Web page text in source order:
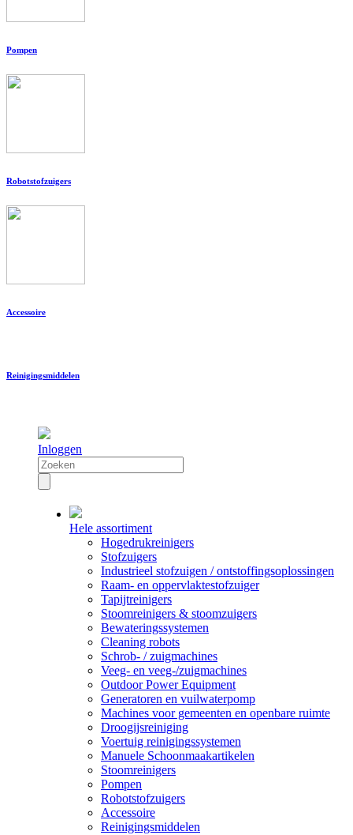
Pompen
Robotstofzuigers
Accessoire
Reinigingsmiddelen
Inloggen
Hele assortiment
Hogedrukreinigers
Stofzuigers
Industrieel stofzuigen / ontstoffingsoplossingen
Raam- en oppervlaktestofzuiger
Tapijtreinigers
Stoomreinigers & stoomzuigers
Bewateringssystemen
Cleaning robots
Schrob- / zuigmachines
Veeg- en veeg-/zuigmachines
Outdoor Power Equipment
Generatoren en vuilwaterpomp
Machines voor gemeenten en openbare ruimte
Droogijsreiniging
Voertuig reinigingssystemen
Manuele Schoonmaakartikelen
Stoomreinigers
Pompen
Robotstofzuigers
Accessoire
Reinigingsmiddelen